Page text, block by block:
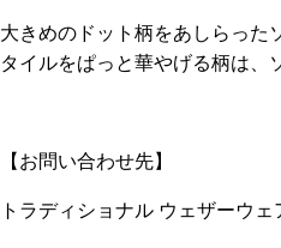
大きめのドット柄をあしらった
タイルをぱっと華やげる柄は、
【お問い合わせ先】
トラディショナル ウェザーウ